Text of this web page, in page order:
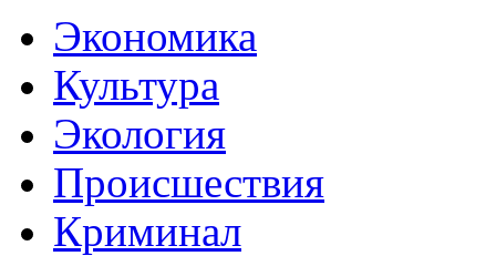
Экономика
Культура
Экология
Происшествия
Криминал